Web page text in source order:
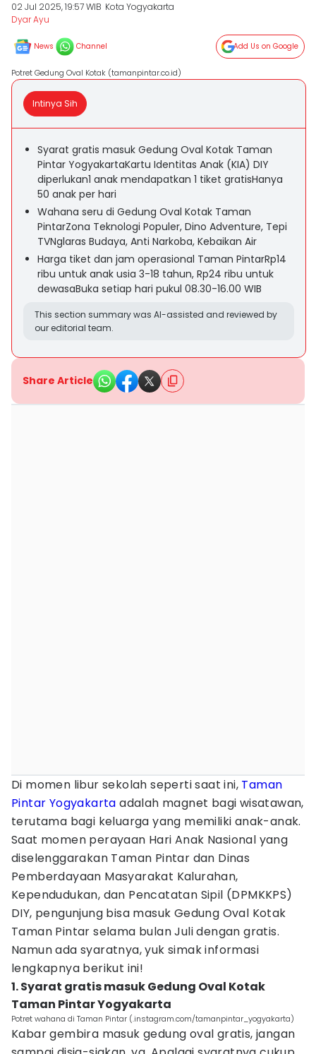
02 Jul 2025, 19:57 WIB Kota Yogyakarta
Dyar Ayu
News Channel Add Us on Google
Potret Gedung Oval Kotak (tamanpintar.co.id)
Intinya Sih
Syarat gratis masuk Gedung Oval Kotak Taman
Pintar YogyakartaKartu Identitas Anak (KIA) DIY
diperlukan1 anak mendapatkan 1 tiket gratisHanya
50 anak per hari
Wahana seru di Gedung Oval Kotak Taman
PintarZona Teknologi Populer, Dino Adventure, Tepi
TVNglaras Budaya, Anti Narkoba, Kebaikan Air
Harga tiket dan jam operasional Taman PintarRp14
ribu untuk anak usia 3-18 tahun, Rp24 ribu untuk
dewasaBuka setiap hari pukul 08.30-16.00 WIB
This section summary was AI-assisted and reviewed by
our editorial team.
Share Article
Di momen libur sekolah seperti saat ini, Taman
Pintar Yogyakarta adalah magnet bagi wisatawan,
terutama bagi keluarga yang memiliki anak-anak.
Saat momen perayaan Hari Anak Nasional yang
diselenggarakan Taman Pintar dan Dinas
Pemberdayaan Masyarakat Kalurahan,
Kependudukan, dan Pencatatan Sipil (DPMKKPS)
DIY, pengunjung bisa masuk Gedung Oval Kotak
Taman Pintar selama bulan Juli dengan gratis.
Namun ada syaratnya, yuk simak informasi
lengkapnya berikut ini!
1. Syarat gratis masuk Gedung Oval Kotak
Taman Pintar Yogyakarta
Potret wahana di Taman Pintar (.instagram.com/tamanpintar_yogyakarta)
Kabar gembira masuk gedung oval gratis, jangan